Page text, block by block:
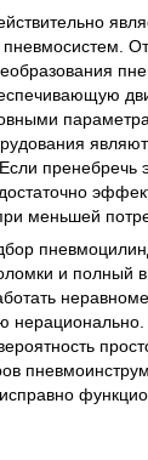
От
пренебречь
меньшей
и полный